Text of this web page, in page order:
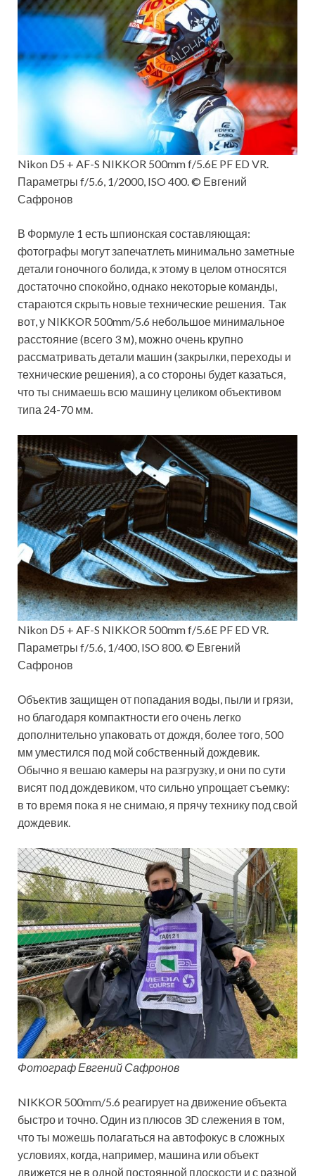
Nikon D5 + AF-S NIKKOR 500mm f/5.6E PF ED VR.
Параметры f/5.6, 1/2000, ISO 400. © Евгений
Сафронов
В Формуле 1 есть шпионская составляющая:
фотографы могут запечатлеть минимально заметные
детали гоночного болида, к этому в целом относятся
достаточно спокойно, однако некоторые команды,
стараются скрыть новые технические решения. Так
вот, у NIKKOR 500mm/5.6 небольшое минимальное
расстояние (всего 3 м), можно очень крупно
рассматривать детали машин (закрылки, переходы и
технические решения), а со стороны будет казаться,
что ты снимаешь всю машину целиком объективом
типа 24-70 мм.
Nikon D5 + AF-S NIKKOR 500mm f/5.6E PF ED VR.
Параметры f/5.6, 1/400, ISO 800. © Евгений
Сафронов
Объектив защищен от попадания воды, пыли и грязи,
но благодаря компактности его очень легко
дополнительно упаковать от дождя, более того, 500
мм уместился под мой собственный дождевик.
Обычно я вешаю камеры на разгрузку, и они по сути
висят под дождевиком, что сильно упрощает съемку:
в то время пока я не снимаю, я прячу технику под свой
дождевик.
Фотограф Евгений Сафронов
NIKKOR 500mm/5.6 реагирует на движение объекта
быстро и точно. Один из плюсов 3D слежения в том,
что ты можешь полагаться на автофокус в сложных
условиях, когда, например, машина или объект
движется не в одной постоянной плоскости и с разной